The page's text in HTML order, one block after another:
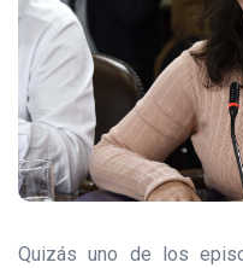
Quizás uno de los